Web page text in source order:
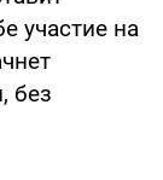
участие на
без